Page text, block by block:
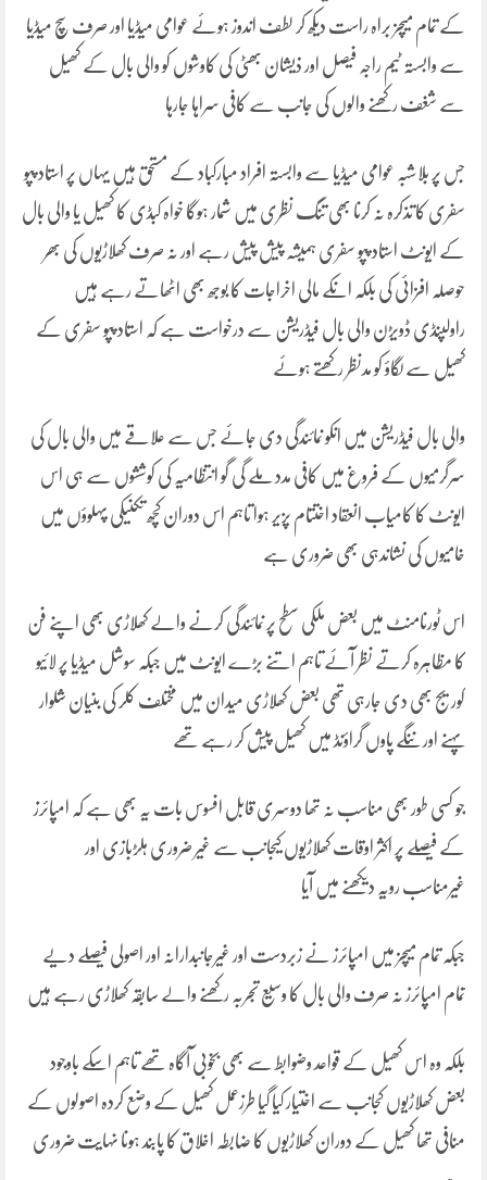
کے تمام میچز براہ راست دیکھ کر لطف اندوز ہوئے عوامی میڈیا اور صرف سچ میڈیا
سے وابستہ ٹیم راجہ فیصل اور ذیشان بھٹی کی کاوشوں کو والی بال کے کھیل
سے شغف رکھنے والوں کی جانب سے کافی سراہا جارہا
جس پر بلاشبہ عوامی میڈیا سے وابستہ افراد مبارکباد کے مستحق ہیں یہاں پر استاد پپو
سفری کا تذکرہ نہ کرنا بھی تنگ نظری میں شمار ہوگا خواہ کبڈی کا کھیل یا والی بال
کے ایونٹ استاد پپو سفری ہمیشہ پیش پیش رہے اور نہ صرف کھلاڑیوں کی بھر
حوصلہ افزائی کی بلکہ انکے مالی اخراجات کا بوجھ بھی اٹھاتے رہے ہیں
راولپنڈی ڈویڑن والی بال فیڈریشن سے درخواست ہے کہ استاد پپو سفری کے
کھیل سے لگاؤ کو مدنظر رکھتے ہوئے
والی بال فیڈریشن میں انکو نمائندگی دی جائے جس سے علاقے میں والی بال کی
سرگرمیوں کے فروغ میں کافی مدد ملے گی گو انتظامیہ کی کوششوں سے ہی اس
ایونٹ کا کامیاب انعقاد اختتام پزیر ہوا تاہم اس دوران کچھ تکنیکی پہلوؤں میں
خامیوں کی نشاندہی بھی ضروری ہے
اس ٹورنامنٹ میں بعض ملکی سطح پر نمائندگی کرنے والے کھلاڑی بھی اپنے فن
کا مظاہرہ کرتے نظر آئے تاہم اتنے بڑے ایونٹ میں جبکہ سوشل میڈیا پر لائیو
کوریج بھی دی جارہی تھی بعض کھلاڑی میدان میں مختلف کلر کی بنیان شلوار
پہنے اور ننگے پاوں گراؤنڈ میں کھیل پیش کر رہے تھے
جو کسی طور بھی مناسب نہ تھا دوسری قابل افسوس بات یہ بھی ہے کہ امپائرز
کے فیصلے پر اکثر اوقات کھلاڑیوں کیجانب سے غیر ضروری ہلڑبازی اور
غیرمناسب رویہ دیکھنے میں آیا
جبکہ تمام میچز میں امپائرز نے زبردست اور غیرجانبدارانہ اور اصولی فیصلے دیے
تمام امپائرز نہ صرف والی بال کا وسیع تجربہ رکھنے والے سابقہ کھلاڑی رہے ہیں
بلکہ وہ اس کھیل کے قواعد وضوابط سے بھی بخوبی آگاہ تھے تاہم اسکے باوجود
بعض کھلاڑیوں کجانب سے اختیار کیا گیا طرزعمل کھیل کے وضع کردہ اصولوں کے
منافی تھا کھیل کے دوران کھلاڑیوں کا ضابطہ اخلاق کا پابند ہونا نہایت ضروری